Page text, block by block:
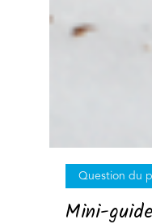
Question du
Mini-